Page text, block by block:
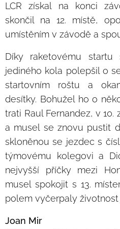
LCR získal na konci
skončil na 12. místě,
umístěním v závodě a
Díky raketovému
jediného kola polepšil o
startovním roštu a
desítky. Bohužel ho o
trati Raul Fernandez, v
a musel se znovu pustit
skloněnou se jezdec s
týmovému kolegovi a
nejvyšší příčky mezi
musel spokojit s 13.
polem vyčerpaly životnost
Joan Mir